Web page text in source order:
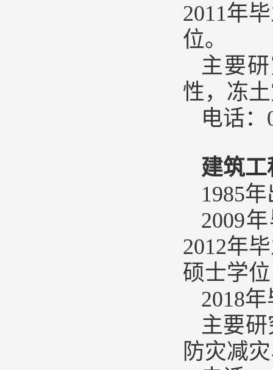
2011年
位。
主要
性，冻
电话
建筑
1985
2009
2012年
硕士学
2018
主要
防灾减